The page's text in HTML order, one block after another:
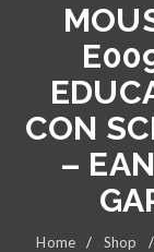
CON
–
Home / Shop /